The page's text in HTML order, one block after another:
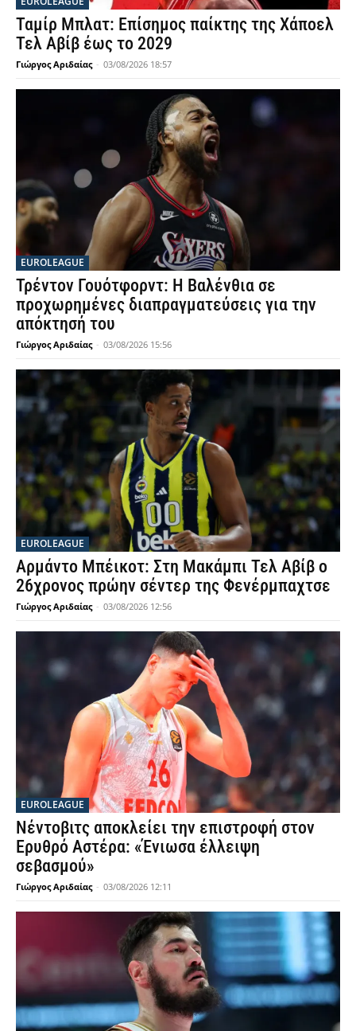
Ταμίρ Μπλατ: Επίσημος παίκτης της Χάποελ
Τελ Αβίβ έως το 2029
Γιώργος Αριδαίας - 03/08/2026 18:57
EUROLEAGUE
Τρέντον Γουότφορντ: Η Βαλένθια σε
προχωρημένες διαπραγματεύσεις για την
απόκτησή του
Γιώργος Αριδαίας - 03/08/2026 15:56
EUROLEAGUE
Αρμάντο Μπέικοτ: Στη Μακάμπι Τελ Αβίβ ο
26χρονος πρώην σέντερ της Φενέρμπαχτσε
Γιώργος Αριδαίας - 03/08/2026 12:56
EUROLEAGUE
Νέντοβιτς αποκλείει την επιστροφή στον
Ερυθρό Αστέρα: «Ένιωσα έλλειψη
σεβασμού»
Γιώργος Αριδαίας - 03/08/2026 12:11